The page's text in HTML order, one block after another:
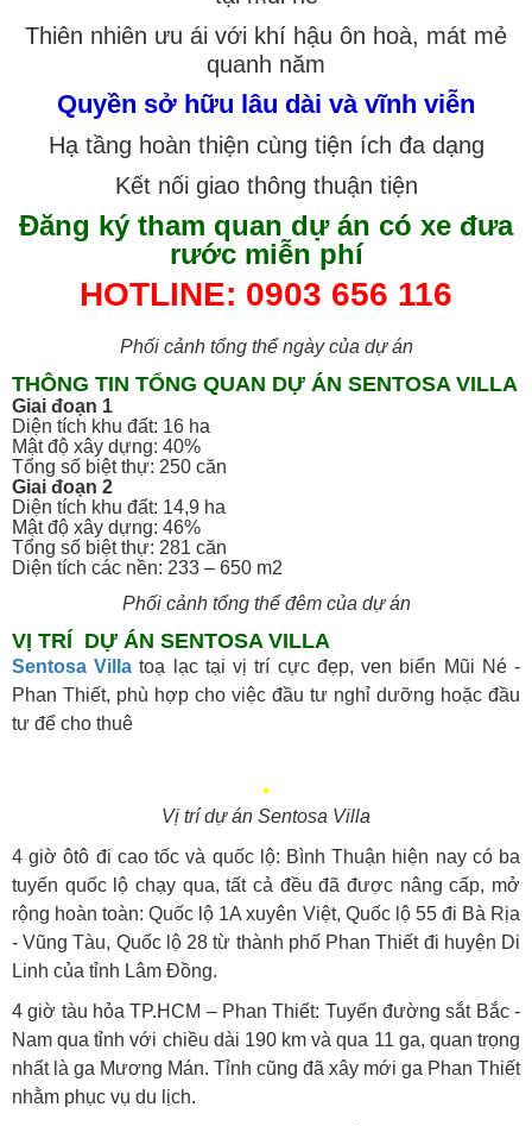
Thiên nhiên ưu ái với khí hậu ôn hoà, mát mẻ
quanh năm
Quyền sở hữu lâu dài và vĩnh viễn
Hạ tầng hoàn thiện cùng tiện ích đa dạng
Kết nối giao thông thuận tiện
Đăng ký tham quan dự án có xe đưa
rước miễn phí
HOTLINE: 0903 656 116
Phối cảnh tổng thể ngày của dự án
THÔNG TIN TỔNG QUAN DỰ ÁN SENTOSA VILLA
Giai đoạn 1
Diện tích khu đất: 16 ha
Mật độ xây dựng: 40%
Tổng số biệt thự: 250 căn
Giai đoạn 2
Diện tích khu đất: 14,9 ha
Mật độ xây dựng: 46%
Tổng số biệt thự: 281 căn
Diện tích các nền: 233 – 650 m2
Phối cảnh tổng thể đêm của dự án
VỊ TRÍ DỰ ÁN SENTOSA VILLA
Sentosa Villa toạ lạc tại vị trí cực đẹp, ven biển Mũi Né -
Phan Thiết, phù hợp cho việc đầu tư nghỉ dưỡng hoặc đầu
tư để cho thuê
Vị trí dự án Sentosa Villa
4 giờ ôtô đi cao tốc và quốc lộ: Bình Thuận hiện nay có ba
tuyến quốc lộ chạy qua, tất cả đều đã được nâng cấp, mở
rộng hoàn toàn: Quốc lộ 1A xuyên Việt, Quốc lộ 55 đi Bà Rịa
- Vũng Tàu, Quốc lộ 28 từ thành phố Phan Thiết đi huyện Di
Linh của tỉnh Lâm Đồng.
4 giờ tàu hỏa TP.HCM – Phan Thiết: Tuyến đường sắt Bắc -
Nam qua tỉnh với chiều dài 190 km và qua 11 ga, quan trọng
nhất là ga Mương Mán. Tỉnh cũng đã xây mới ga Phan Thiết
nhằm phục vụ du lịch.